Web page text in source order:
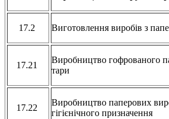
17.2 Виготовлення виробів з
17.21
Виробництво гофрованого
тари
17.22
Виробництво паперових
гігієнічного призначення